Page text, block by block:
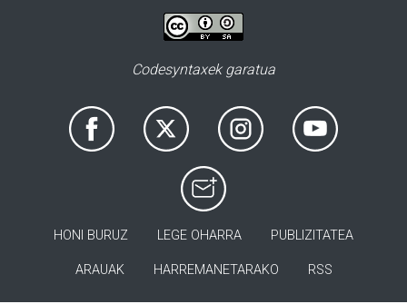
Codesyntaxek garatua
HONI BURUZ LEGE OHARRA PUBLIZITATEA
ARAUAK HARREMANETARAKO RSS